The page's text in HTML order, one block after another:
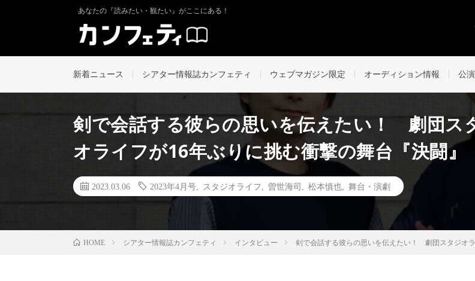
あなたの『読みたい・観たい』がここにある！
新着ニュース シアター情報誌カンフェティ ウェブマガジン限定 オーディション情報 公
剣で会話する彼らの思いを伝えたい！ 劇団ス
オライフが16年ぶりに挑む衝撃の舞台『決闘』
2023.03.06 2023年4月号 スタジオライフ 曽世海司 松本慎也 舞台・演劇
HOME シアター情報誌カンフェティ インタビュー 剣で会話する彼らの思いを伝えたい！ 劇団スタジオ